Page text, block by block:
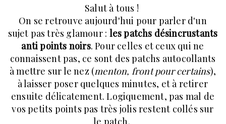
Salut à tous !
On se retrouve aujourd'hui pour parler d'un
sujet pas très glamour : les patchs désincrustants
anti points noirs. Pour celles et ceux qui ne
connaissent pas, ce sont des patchs autocollants
à mettre sur le nez (menton, front pour certains),
à laisser poser quelques minutes, et à retirer
ensuite délicatement. Logiquement, pas mal de
vos petits points pas très jolis restent collés sur
le patch.